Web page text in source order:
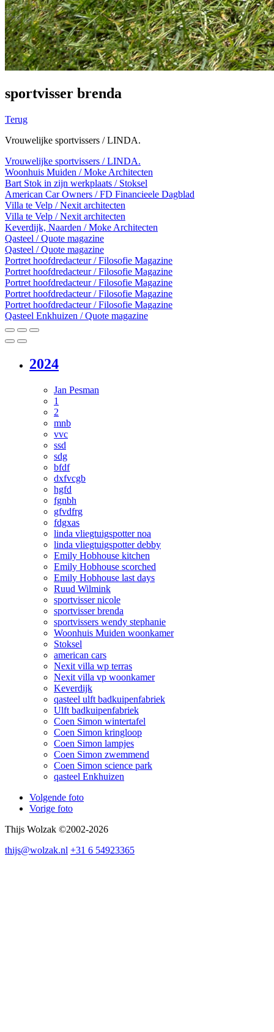
sportvisser brenda
Terug
Vrouwelijke sportvissers / LINDA.
Vrouwelijke sportvissers / LINDA.
Woonhuis Muiden / Moke Architecten
Bart Stok in zijn werkplaats / Stoksel
American Car Owners / FD Financieele Dagblad
Villa te Velp / Nexit architecten
Villa te Velp / Nexit architecten
Keverdijk, Naarden / Moke Architecten
Qasteel / Quote magazine
Qasteel / Quote magazine
Portret hoofdredacteur / Filosofie Magazine
Portret hoofdredacteur / Filosofie Magazine
Portret hoofdredacteur / Filosofie Magazine
Portret hoofdredacteur / Filosofie Magazine
Portret hoofdredacteur / Filosofie Magazine
Qasteel Enkhuizen / Quote magazine
2024
Jan Pesman
1
2
mnb
vvc
ssd
sdg
bfdf
dxfvcgb
hgfd
fgnbh
gfvdfrg
fdgxas
linda vliegtuigspotter noa
linda vliegtuigspotter debby
Emily Hobhouse kitchen
Emily Hobhouse scorched
Emily Hobhouse last days
Ruud Wilmink
sportvisser nicole
sportvisser brenda
sportvissers wendy stephanie
Woonhuis Muiden woonkamer
Stoksel
american cars
Nexit villa wp terras
Nexit villa vp woonkamer
Keverdijk
qasteel ulft badkuipenfabriek
Ulft badkuipenfabriek
Coen Simon wintertafel
Coen Simon kringloop
Coen Simon lampjes
Coen Simon zwemmend
Coen Simon science park
qasteel Enkhuizen
Volgende foto
Vorige foto
Thijs Wolzak ©2002-2026
thijs@wolzak.nl +31 6 54923365